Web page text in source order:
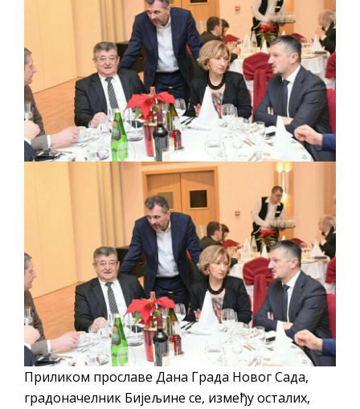
ПРЕЛИМИНАРНA РАНГ ЛИСТA
КАНДИДАТА КОЈИ СУ ОСТВАРИЛИ ПРАВО
НА ГРАДСКИ МЈЕСЕЧНИ БОРАЧКИ
ДОДАТАК ЗА ДЕМОБИЛИСАНЕ БОРЦЕ
ВОЈСКЕ РЕПУБЛИКЕ СРПСКЕ У СТАЊУ
СОЦИЈАЛНЕ ПОТРЕБЕ
Oд 27. јула пријем захтјева за новчану
помоћ за набавку школског прибора
основцима
Обрасци захтјева за регресирано
гориво доступни од 13. марта до 15.
новембра
Захтјев за издавање ПОНОСНЕ КАРТИЦЕ
Обавјештење о забрани саобраћаја 6. и
7. августа
Обавјештење за предузетника - Вера
Ујић
Приликом прославе Дана Града Новог Сада,
градоначелник Бијељине се, између осталих,